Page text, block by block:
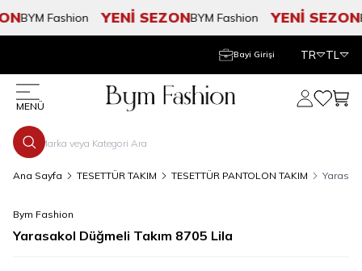
BYM Fashion YENİ SEZONBYM Fashion YENİ SEZON
Bayi Girişi TR TL
MENÜ
Hesabım
Ana Sayfa TESETTÜR TAKIM TESETTÜR PANTOLON TAKIM
Bym Fashion
Yarasakol Düğmeli Takım 8705 Lila